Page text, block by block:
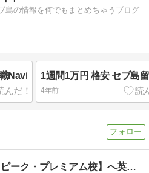
島の情報を何でもまとめちゃうブログ
Navi 1週間1万円 格安 セブ島
4年前
セブ【サウスピーク・プレミアム校】へ英語留学体験談